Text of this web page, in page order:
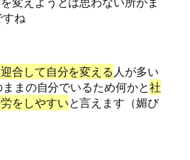
すね
合して自分を変える人が多い
まの自分でいるため何かと社
をしやすいと言えます（媚び